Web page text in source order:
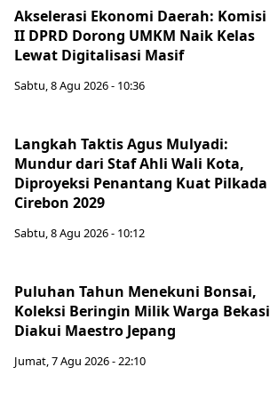
Akselerasi Ekonomi Daerah: Komisi
II DPRD Dorong UMKM Naik Kelas
Lewat Digitalisasi Masif
Sabtu, 8 Agu 2026 - 10:36
Langkah Taktis Agus Mulyadi:
Mundur dari Staf Ahli Wali Kota,
Diproyeksi Penantang Kuat Pilkada
Cirebon 2029
Sabtu, 8 Agu 2026 - 10:12
Puluhan Tahun Menekuni Bonsai,
Koleksi Beringin Milik Warga Bekasi
Diakui Maestro Jepang
Jumat, 7 Agu 2026 - 22:10